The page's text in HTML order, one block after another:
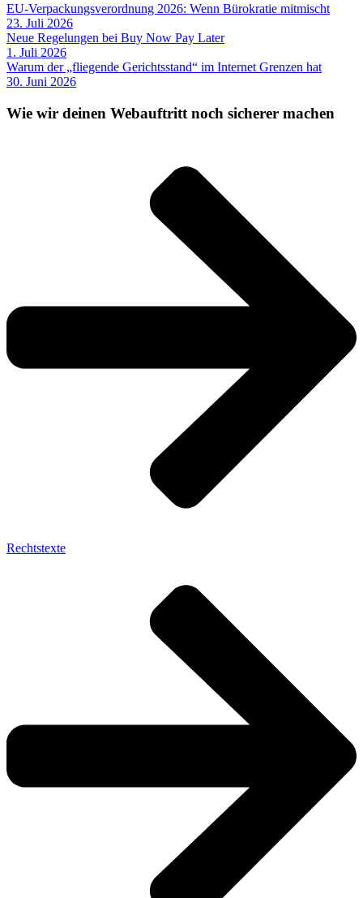
EU-Verpackungsverordnung 2026: Wenn Bürokratie mitmischt
23. Juli 2026
Neue Regelungen bei Buy Now Pay Later
1. Juli 2026
Warum der „fliegende Gerichtsstand“ im Internet Grenzen hat
30. Juni 2026
Wie wir deinen Webauftritt noch sicherer machen
Rechtstexte